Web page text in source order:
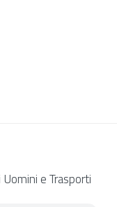
e Trasporti